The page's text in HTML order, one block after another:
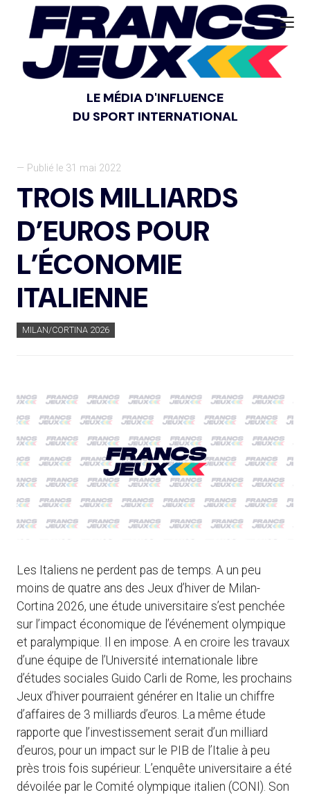
LE MÉDIA D'INFLUENCE
DU SPORT INTERNATIONAL
— Publié le 31 mai 2022
TROIS MILLIARDS
D’EUROS POUR
L’ÉCONOMIE
ITALIENNE
MILAN/CORTINA 2026
Les Italiens ne perdent pas de temps. A un peu
moins de quatre ans des Jeux d’hiver de Milan-
Cortina 2026, une étude universitaire s’est penchée
sur l’impact économique de l’événement olympique
et paralympique. Il en impose. A en croire les travaux
d’une équipe de l’Université internationale libre
d’études sociales Guido Carli de Rome, les prochains
Jeux d’hiver pourraient générer en Italie un chiffre
d’affaires de 3 milliards d’euros. La même étude
rapporte que l’investissement serait d’un milliard
d’euros, pour un impact sur le PIB de l’Italie à peu
près trois fois supérieur. L’enquête universitaire a été
dévoilée par le Comité olympique italien (CONI). Son